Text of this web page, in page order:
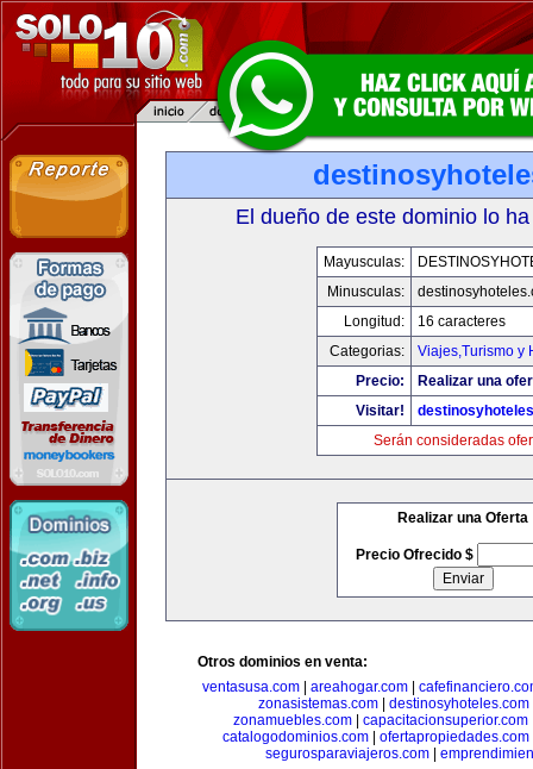
El dueño de este dominio lo
Mayusculas:
Minusculas:
Longitud:
16 caracteres
Categorias:
Viajes,Turismo y
Precio:
Realizar una
Visitar!
Serán consideradas
Realizar una Oferta
Precio Ofrecido $
Otros dominios en venta:
ventasusa.com
areahogar.com
zonasistemas.com| destinosyhoteles.com
zonamuebles.com| capacitacionsuperior.com
catalogodominios.com| ofertapropiedades.com
segurosparaviajeros.com